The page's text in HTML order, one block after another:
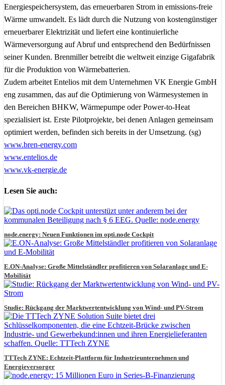
Energiespeichersystem, das erneuerbaren Strom in emissions-freie
Wärme umwandelt. Es lädt durch die Nutzung von kostengünstiger
erneuerbarer Elektrizität und liefert eine kontinuierliche
Wärmeversorgung auf Abruf und entsprechend den Bedürfnissen
seiner Kunden. Brenmiller betreibt die weltweit einzige Gigafabrik
für die Produktion von Wärmebatterien.
Zudem arbeitet Entelios mit dem Unternehmen VK Energie GmbH
eng zusammen, das auf die Optimierung von Wärmesystemen in
den Bereichen BHKW, Wärmepumpe oder Power-to-Heat
spezialisiert ist. Erste Pilotprojekte, bei denen Anlagen gemeinsam
optimiert werden, befinden sich bereits in der Umsetzung. (sg)
www.bren-energy.com
www.entelios.de
www.vk-energie.de
Lesen Sie auch:
node.energy: Neuen Funktionen im opti.node Cockpit
E.ON-Analyse: Große Mittelständler profitieren von Solaranlage und E-
Mobilität
Studie: Rückgang der Marktwertentwicklung von Wind- und PV-Strom
TTTech ZYNE: Echtzeit-Plattform für Industrieunternehmen und
Energieversorger